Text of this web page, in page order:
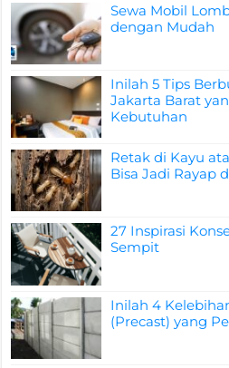
Sewa Mobil
dengan Mudah
Inilah 5 Tips
Jakarta Barat
Kebutuhan
Retak di Kayu
Bisa Jadi Rayap
27 Inspirasi
Sempit
Inilah 4
(Precast) yang